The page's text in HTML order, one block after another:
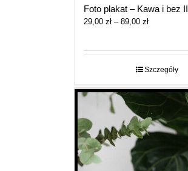
Foto plakat – Kawa i bez II
29,00 zł – 89,00 złZakres
29,00 zł
do
Szczegóły